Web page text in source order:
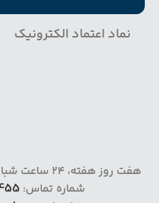
نماد اعتماد الکترونیک
هفت روز
شماره تماس: